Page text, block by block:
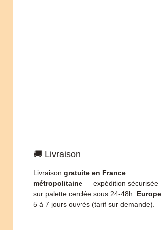
🚚 Livraison
Livraison gratuite en France
métropolitaine — expédition sécurisée
sur palette cerclée sous 24-48h. Europe
5 à 7 jours ouvrés (tarif sur demande).